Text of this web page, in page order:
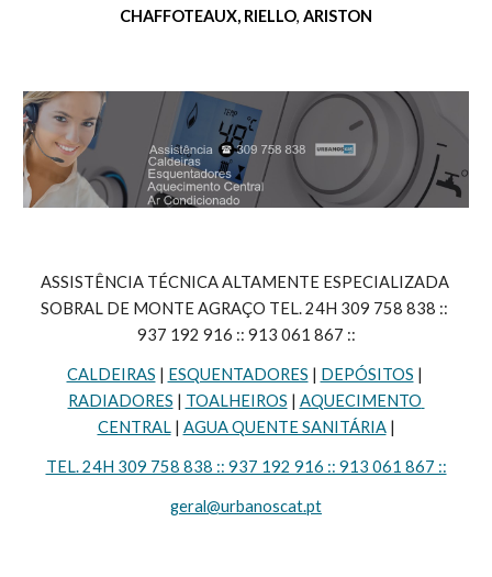
CHAFFOTEAUX, RIELLO, ARISTON
ASSISTÊNCIA TÉCNICA ALTAMENTE ESPECIALIZADA
SOBRAL DE MONTE AGRAÇO TEL. 24H 309 758 838 ::
937 192 916 :: 913 061 867 ::
CALDEIRAS | ESQUENTADORES | DEPÓSITOS
RADIADORES | TOALHEIROS | AQUECIMENTO
CENTRAL | AGUA QUENTE SANITÁRIA |
TEL. 24H 309 758 838 :: 937 192 916 :: 913 061 867 ::
geral@urbanoscat.pt